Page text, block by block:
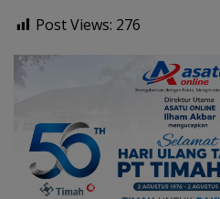
Post Views: 276